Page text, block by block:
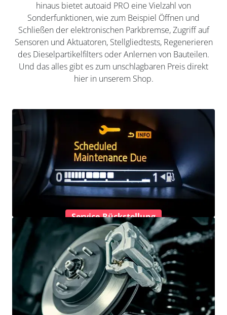
hinaus bietet autoaid PRO eine Vielzahl von
Sonderfunktionen, wie zum Beispiel Öffnen und
Schließen der elektronischen Parkbremse, Zugriff auf
Sensoren und Aktuatoren, Stellgliedtests, Regenerieren
des Dieselpartikelfilters oder Anlernen von Bauteilen.
Und das alles gibt es zum unschlagbaren Preis direkt
hier in unserem Shop.
Service-Rückstellung